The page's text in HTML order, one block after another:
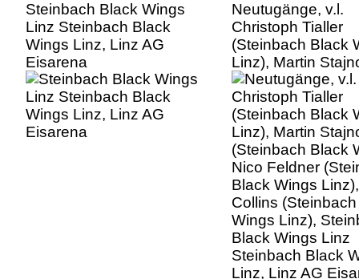
Steinbach Black Wings
Linz Steinbach Black
Wings Linz, Linz AG
Eisarena
Neutugänge, v.l.
Christoph Tialler
(Steinbach Black
Linz), Martin
(Steinbach Black
Nico Feldner
Black Wings
Collins
Wings Linz),
Black Wings Linz
Steinbach Black
Linz, Linz AG